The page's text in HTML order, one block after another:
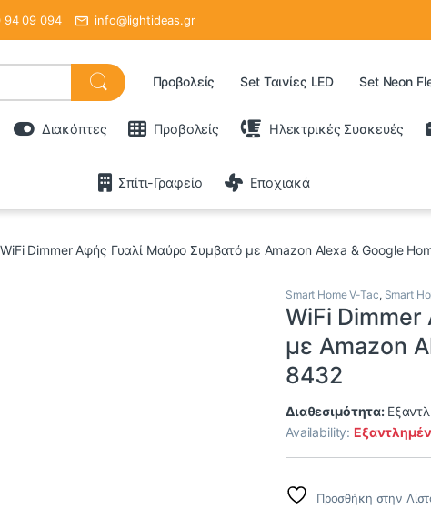
94 09 094 info@lightideas.gr
Προβολείς Set Ταινίες LED Set Neon
Διακόπτες Προβολείς Ηλεκτρικές Συσκευές
Σπίτι-Γραφείο Εποχιακά
WiFi Dimmer Αφής Γυαλί Μαύρο Συμβατό με Amazon Alexa & Google
Smart Home V-Tac, Smart
WiFi
με Amazon
8432
Διαθεσιμότητα:
Availability:
Προσθήκη στην